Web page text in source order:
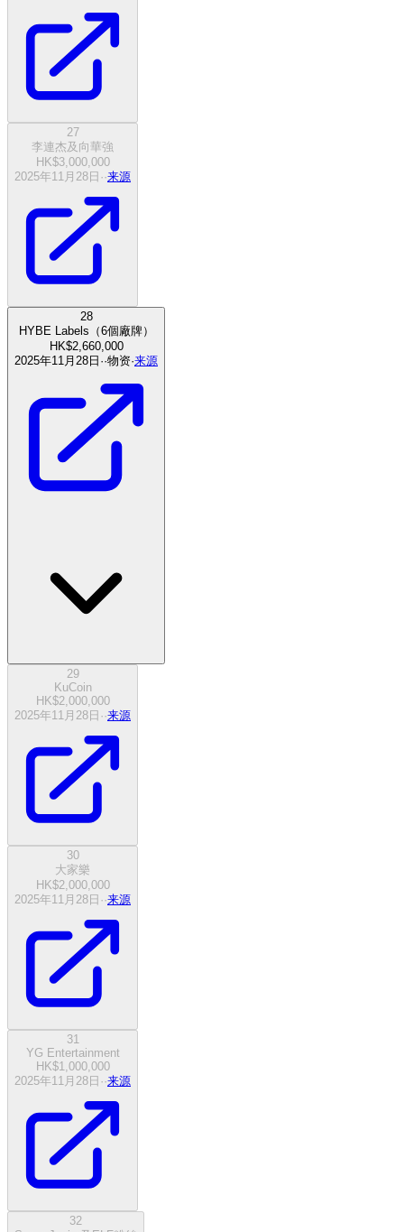
27
李連杰及向華強
HK$3,000,000
2025年11月28日 ··来源
28
HYBE Labels（6個廠牌）
HK$2,660,000
2025年11月28日 ··物资·来源
29
KuCoin
HK$2,000,000
2025年11月28日 ··来源
30
大家樂
HK$2,000,000
2025年11月28日 ··来源
31
YG Entertainment
HK$1,000,000
2025年11月28日 ··来源
32